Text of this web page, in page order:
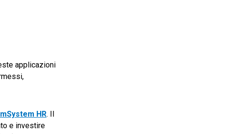
applicazioni
HR. Il
e investire